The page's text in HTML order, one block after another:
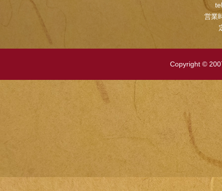
営業
Copyright ©